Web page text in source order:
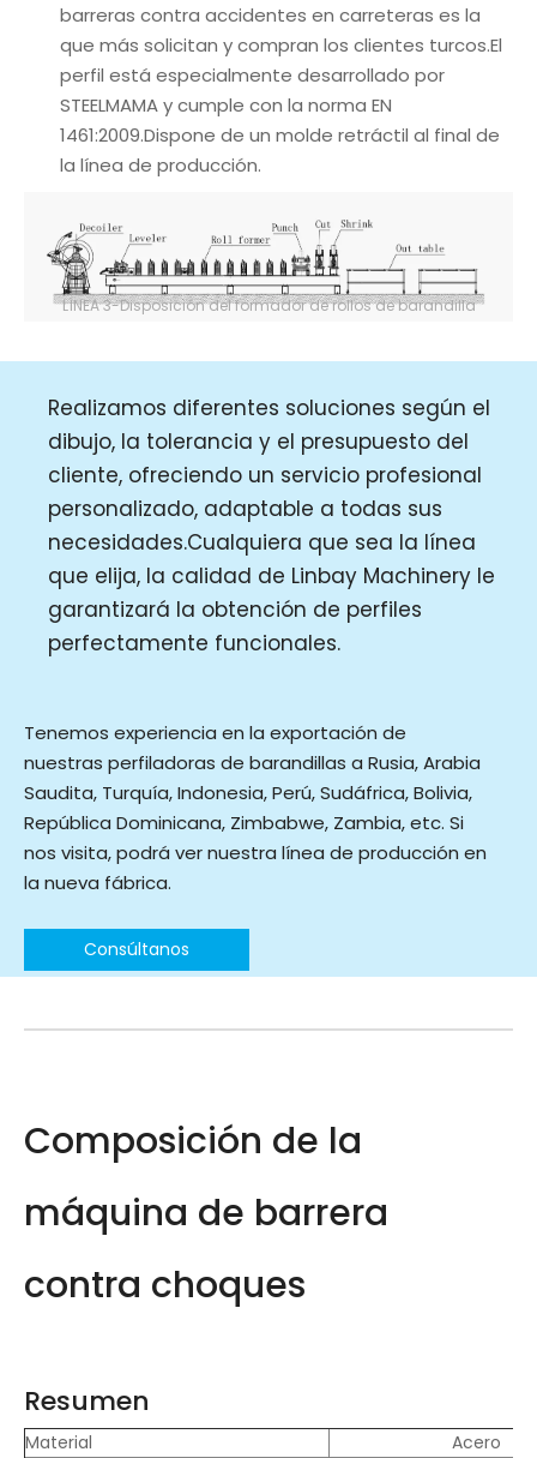
barreras contra accidentes en carreteras es la
que más solicitan y compran los clientes turcos.El
perfil está especialmente desarrollado por
STEELMAMA y cumple con la norma EN
1461:2009.Dispone de un molde retráctil al final de
la línea de producción.
LÍNEA 3-Disposición del formador de rollos de barandilla
Realizamos diferentes soluciones según el
dibujo, la tolerancia y el presupuesto del
cliente, ofreciendo un servicio profesional
personalizado, adaptable a todas sus
necesidades.Cualquiera que sea la línea
que elija, la calidad de Linbay Machinery le
garantizará la obtención de perfiles
perfectamente funcionales.
Tenemos experiencia en la exportación de
nuestras perfiladoras de barandillas a Rusia, Arabia
Saudita, Turquía, Indonesia, Perú, Sudáfrica, Bolivia,
República Dominicana, Zimbabwe, Zambia, etc. Si
nos visita, podrá ver nuestra línea de producción en
la nueva fábrica.
Consúltanos
Composición de la
máquina de barrera
contra choques
Resumen
Material
Acero